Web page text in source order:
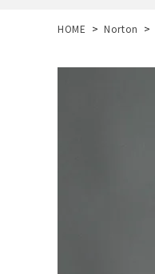
新規会員登録｜ログイン
ご利用ガイド
HOME Norton